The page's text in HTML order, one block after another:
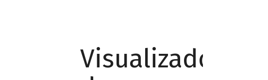
Visualizador